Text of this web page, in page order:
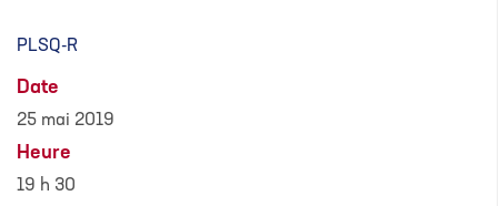
PLSQ-R
Date
25 mai 2019
Heure
19 h 30